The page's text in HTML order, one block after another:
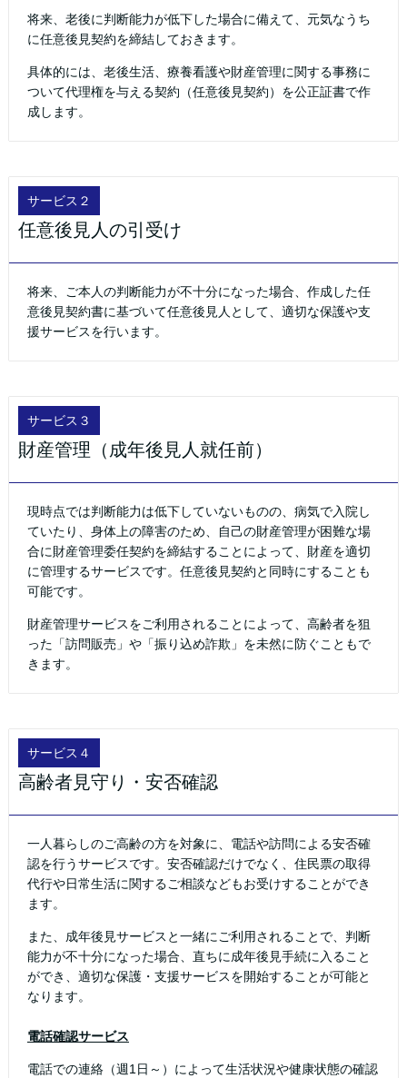
将来、老後に判断能力が低下した場合に備えて、元気なうち
に任意後見契約を締結しておきます。
具体的には、老後生活、療養看護や財産管理に関する事務に
ついて代理権を与える契約（任意後見契約）を公正証書で作
成します。
サービス２
任意後見人の引受け
将来、ご本人の判断能力が不十分になった場合、作成した任
意後見契約書に基づいて任意後見人として、適切な保護や支
援サービスを行います。
サービス３
財産管理（成年後見人就任前）
現時点では判断能力は低下していないものの、病気で入院し
ていたり、身体上の障害のため、自己の財産管理が困難な場
合に財産管理委任契約を締結することによって、財産を適切
に管理するサービスです。任意後見契約と同時にすることも
可能です。
財産管理サービスをご利用されることによって、高齢者を狙
った「訪問販売」や「振り込め詐欺」を未然に防ぐこともで
きます。
サービス４
高齢者見守り・安否確認
一人暮らしのご高齢の方を対象に、電話や訪問による安否確
認を行うサービスです。安否確認だけでなく、住民票の取得
代行や日常生活に関するご相談などもお受けすることができ
ます。
また、成年後見サービスと一緒にご利用されることで、判断
能力が不十分になった場合、直ちに成年後見手続に入ること
ができ、適切な保護・支援サービスを開始することが可能と
なります。
電話確認サービス
電話での連絡（週1日～）によって生活状況や健康状態の確認